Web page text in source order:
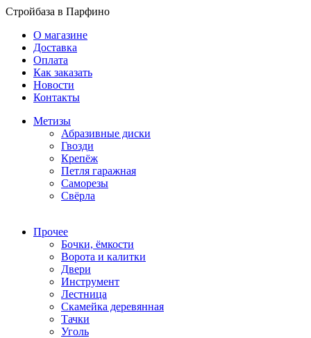
Стройбаза в Парфино
О магазине
Доставка
Оплата
Как заказать
Новости
Контакты
Метизы
Абразивные диски
Гвозди
Крепёж
Петля гаражная
Саморезы
Свёрла
Прочее
Бочки, ёмкости
Ворота и калитки
Двери
Инструмент
Лестница
Скамейка деревянная
Тачки
Уголь